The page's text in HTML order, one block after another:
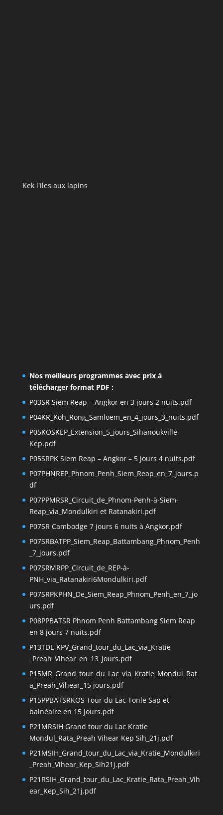
Kek l'iles aux lapins
Nos meilleurs programmes avec prix à
télécharger format PDF :
P03SR Siem Reap – Angkor en 3 jours 2 nuits.pdf
P04KR_Koh_Rong_Samloem_en_4_jours_3_nuits.pdf
P05KOSKEP_Extension_5_jours_Sihanoukville-
Kep.pdf
P05SRPK Siem Reap – Angkor – 5 jours 4 nuits.pdf
P07PHNREP_Phnom_Penh_Siem_Reap_en_7_jours.p
df
P07PPMRSR_Circuit_de_Phnom-Penh-à-Siem-
Reap_via_Mondulkiri et Ratanakiri.pdf
P07SR Cambodge 7 jours 6 nuits à Angkor.pdf
P07SRBATPP_Siem_Reap_Battambang_Phnom_Penh
_7_jours.pdf
P07SRMRPP_Circuit_de_REP-à-
PNH_via_Ratanakiri6Mondulkiri.pdf
P07SRPKPHN_De_Siem_Reap_Phnom_Penh_en_7_jo
urs.pdf
P08PPBATSR Phnom Penh Battambang Siem Reap
en 8 jours 7 nuits.pdf
P13TDL-KPV_Grand_tour_du_Lac_via_Kratie
_Preah_Vihear_en_13_jours.pdf
P15MR_Grand_tour_du_Lac_via_Kratie_Mondul_Rat
a_Preah_Vihear_15 jours.pdf
P15PPBATSRKOS Tour du Lac Tonle Sap et
balnéaire en 15 jours.pdf
P21MRSIH Grand tour du Lac Kratie
Mondul_Rata_Preah Vihear Kep Sih_21j.pdf
P21MSIH_Grand_tour_du_Lac_via_Kratie_Mondulkiri
_Preah_Vihear_Kep_Sih21j.pdf
P21RSIH_Grand_tour_du_Lac_Kratie_Rata_Preah_Vih
ear_Kep_Sih_21j.pdf